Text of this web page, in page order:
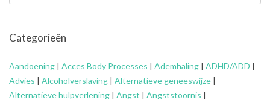
Categorieën
Aandoening | Acces Body Processes | Ademhaling | ADHD/ADD |
Advies | Alcoholverslaving | Alternatieve geneeswijze |
Alternatieve hulpverlening | Angst | Angststoornis |